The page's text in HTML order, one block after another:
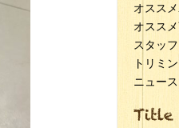
オスス
オスス
スタッ
トリミ
ニュース